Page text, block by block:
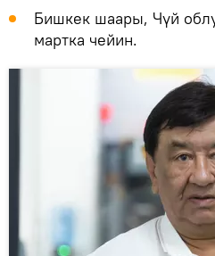
Бишкек шаары, Чүй
мартка чейин.